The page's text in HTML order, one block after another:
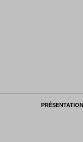
PRÉSENTATION